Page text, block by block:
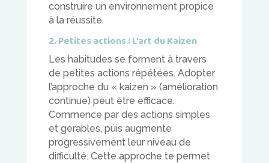
construire un environnement propice
à la réussite.
2. Petites actions : L’art du Kaizen
Les habitudes se forment à travers
de petites actions répétées. Adopter
l’approche du « kaizen » (amélioration
continue) peut être efficace.
Commence par des actions simples
et gérables, puis augmente
progressivement leur niveau de
difficulté. Cette approche te permet